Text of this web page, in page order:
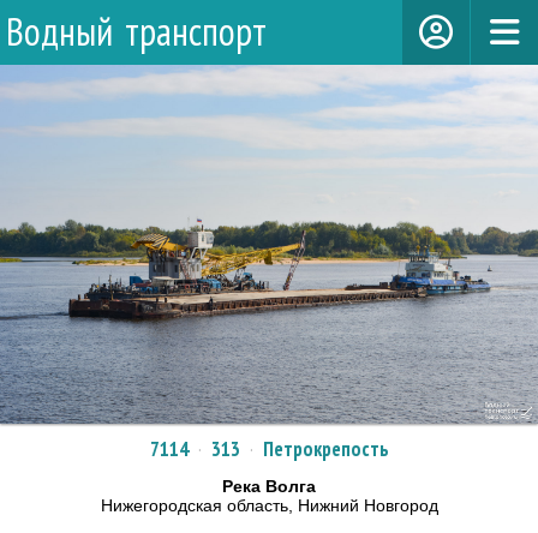
Водный транспорт
7114· 313 · Петрокрепость
Река Волга
Нижегородская область, Нижний Новгород